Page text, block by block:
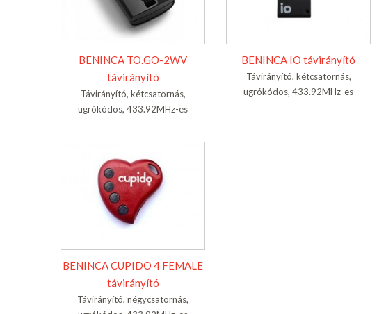
BENINCA TO.GO-2WV
távirányító
Távirányító, kétcsatornás,
ugrókódos, 433.92MHz-es
BENINCA IO távirányító
Távirányító, kétcsatornás,
ugrókódos, 433.92MHz-es
BENINCA CUPIDO 4 FEMALE
távirányító
Távirányító, négycsatornás,